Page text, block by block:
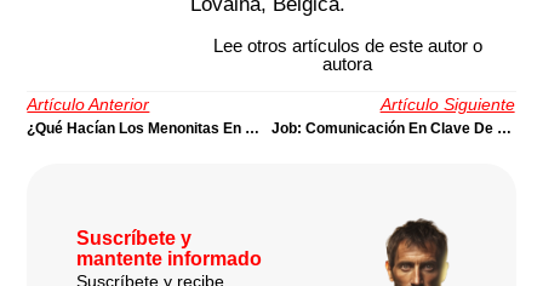
Lovaina, Bélgica.
Lee otros artículos de este autor o
autora
Artículo Anterior
¿Qué Hacían Los Menonitas En Medio De La Guerra Del Chaco Paraguayo? |Por Wolfgang A. Streich
Artículo Siguiente
Job: Comunicación En Clave De Perplejidad | Por Wolfgang A. Streich
Suscríbete y
mantente informado
Suscríbete y recibe